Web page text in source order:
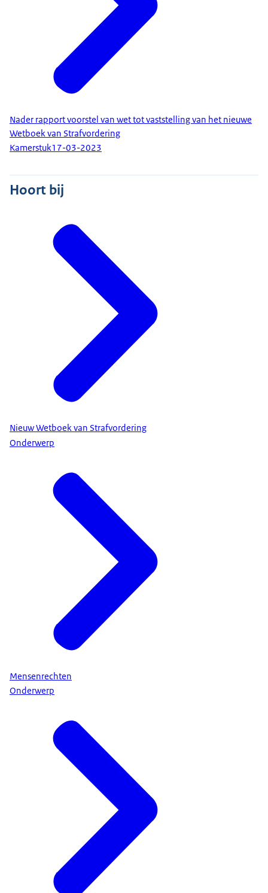
Nader rapport voorstel van wet tot vaststelling van het nieuwe
Wetboek van Strafvordering
Kamerstuk17-03-2023
Hoort bij
Nieuw Wetboek van Strafvordering
Onderwerp
Mensenrechten
Onderwerp